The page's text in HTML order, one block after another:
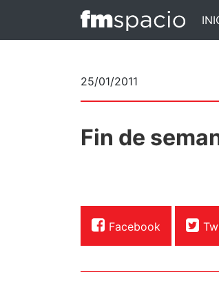
25/01/2011
Fin de
Facebook